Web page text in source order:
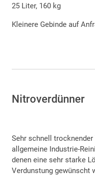
25 Liter, 160 kg
Kleinere Gebinde auf
Nitroverdünner
Sehr schnell
allgemeine Industrie-
denen eine sehr starke
Verdunstung gewünscht